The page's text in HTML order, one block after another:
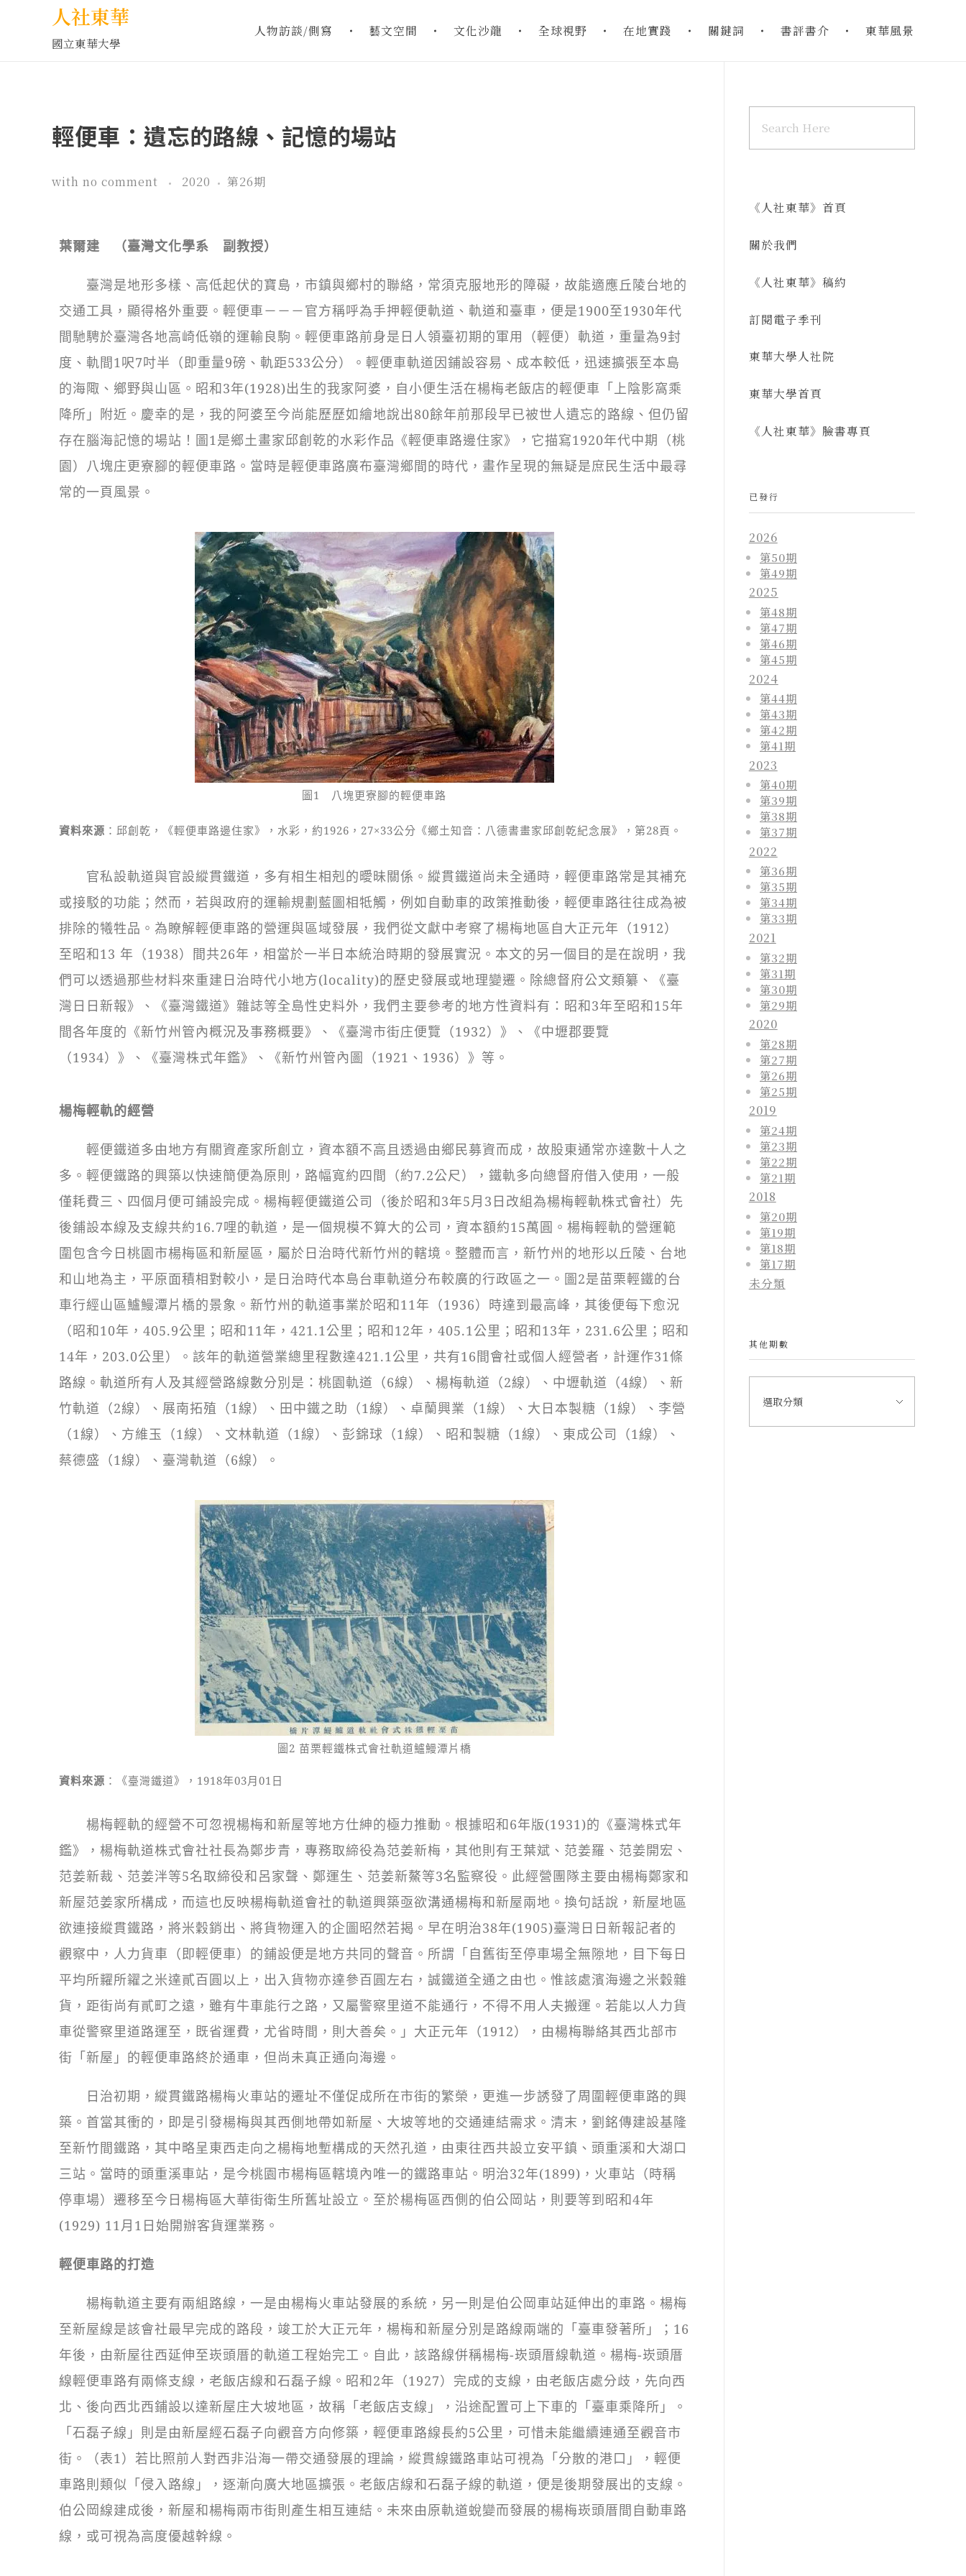
人社東華
國立東華大學
人物訪談/側寫 藝文空間 文化沙龍 全球視野 在地實踐 關鍵詞 書評書介 東華風景
輕便車：遺忘的路線、記憶的場站
with no comment 2020 第26期
葉爾建 （臺灣文化學系 副教授）
臺灣是地形多樣、高低起伏的寶島，市鎮與鄉村的聯絡，常須克服地形的障礙，故能適應丘陵台地的
交通工具，顯得格外重要。輕便車－－－官方稱呼為手押輕便軌道、軌道和臺車，便是1900至1930年代
間馳騁於臺灣各地高崎低嶺的運輸良駒。輕便車路前身是日人領臺初期的軍用（輕便）軌道，重量為9封
度、軌間1呎7吋半（即重量9磅、軌距533公分）。輕便車軌道因鋪設容易、成本較低，迅速擴張至本島
的海陬、鄉野與山區。昭和3年(1928)出生的我家阿婆，自小便生活在楊梅老飯店的輕便車「上陰影窩乘
降所」附近。慶幸的是，我的阿婆至今尚能歷歷如繪地說出80餘年前那段早已被世人遺忘的路線、但仍留
存在腦海記憶的場站！圖1是鄉土畫家邱創乾的水彩作品《輕便車路邊住家》，它描寫1920年代中期（桃
園）八塊庄更寮腳的輕便車路。當時是輕便車路廣布臺灣鄉間的時代，畫作呈現的無疑是庶民生活中最尋
常的一頁風景。
圖1 八塊更寮腳的輕便車路
資料來源 ：邱創乾，《輕便車路邊住家》，水彩，約1926，27×33公分 《鄉土知音：八德書畫家邱創乾紀念展》，第28頁。
官私設軌道與官設縱貫鐵道，多有相生相剋的曖昧關係。縱貫鐵道尚未全通時，輕便車路常是其補充
或接駁的功能；然而，若與政府的運輸規劃藍圖相牴觸，例如自動車的政策推動後，輕便車路往往成為被
排除的犧牲品。為瞭解輕便車路的營運與區域發展，我們從文獻中考察了楊梅地區自大正元年（1912）
至昭和13 年（1938）間共26年，相當於一半日本統治時期的發展實況。本文的另一個目的是在說明，我
們可以透過那些材料來重建日治時代小地方(locality)的歷史發展或地理變遷。除總督府公文類纂、《臺
灣日日新報》、《臺灣鐵道》雜誌等全島性史料外，我們主要參考的地方性資料有：昭和3年至昭和15年
間各年度的《新竹州管內概況及事務概要》、《臺灣市街庄便覽（1932）》、《中壢郡要覽
（1934）》、《臺灣株式年鑑》、《新竹州管內圖（1921、1936）》等。
楊梅輕軌的經營
輕便鐵道多由地方有關資產家所創立，資本額不高且透過由鄉民募資而成，故股東通常亦達數十人之
多。輕便鐵路的興築以快速簡便為原則，路幅寬約四間（約7.2公尺），鐵軌多向總督府借入使用，一般
僅耗費三、四個月便可鋪設完成。楊梅輕便鐵道公司（後於昭和3年5月3日改組為楊梅輕軌株式會社）先
後鋪設本線及支線共約16.7哩的軌道，是一個規模不算大的公司，資本額約15萬圓。楊梅輕軌的營運範
圍包含今日桃園市楊梅區和新屋區，屬於日治時代新竹州的轄境。整體而言，新竹州的地形以丘陵、台地
和山地為主，平原面積相對較小，是日治時代本島台車軌道分布較廣的行政區之一。圖2是苗栗輕鐵的台
車行經山區鱸鰻潭片橋的景象。新竹州的軌道事業於昭和11年（1936）時達到最高峰，其後便每下愈況
（昭和10年，405.9公里；昭和11年，421.1公里；昭和12年，405.1公里；昭和13年，231.6公里；昭和
14年，203.0公里）。該年的軌道營業總里程數達421.1公里，共有16間會社或個人經營者，計運作31條
路線。軌道所有人及其經營路線數分別是：桃園軌道（6線）、楊梅軌道（2線）、中壢軌道（4線）、新
竹軌道（2線）、展南拓殖（1線）、田中鐵之助（1線）、卓蘭興業（1線）、大日本製糖（1線）、李營
（1線）、方維玉（1線）、文林軌道（1線）、彭錦球（1線）、昭和製糖（1線）、東成公司（1線）、
蔡德盛（1線）、臺灣軌道（6線）。
圖2 苗栗輕鐵株式會社軌道鱸鰻潭片橋
資料來源 ：《臺灣鐵道》，1918年03月01日
楊梅輕軌的經營不可忽視楊梅和新屋等地方仕紳的極力推動。根據昭和6年版(1931)的《臺灣株式年
鑑》，楊梅軌道株式會社社長為鄭步青，專務取締役為范姜新梅，其他則有王葉斌、范姜羅、范姜開宏、
范姜新裁、范姜泮等5名取締役和呂家聲、鄭運生、范姜新鰲等3名監察役。此經營團隊主要由楊梅鄭家和
新屋范姜家所構成，而這也反映楊梅軌道會社的軌道興築亟欲溝通楊梅和新屋兩地。換句話說，新屋地區
欲連接縱貫鐵路，將米穀銷出、將貨物運入的企圖昭然若揭。早在明治38年(1905)臺灣日日新報記者的
觀察中，人力貨車（即輕便車）的鋪設便是地方共同的聲音。所謂「自舊街至停車場全無隙地，目下每日
平均所糶所糴之米達貳百圓以上，出入貨物亦達參百圓左右，誠鐵道全通之由也。惟該處濱海邊之米穀雜
貨，距街尚有貳町之遠，雖有牛車能行之路，又屬警察里道不能通行，不得不用人夫搬運。若能以人力貨
車從警察里道路運至，既省運費，尤省時間，則大善矣。」大正元年（1912），由楊梅聯絡其西北部市
街「新屋」的輕便車路終於通車，但尚未真正通向海邊。
日治初期，縱貫鐵路楊梅火車站的遷址不僅促成所在市街的繁榮，更進一步誘發了周圍輕便車路的興
築。首當其衝的，即是引發楊梅與其西側地帶如新屋、大坡等地的交通連結需求。清末，劉銘傳建設基隆
至新竹間鐵路，其中略呈東西走向之楊梅地塹構成的天然孔道，由東往西共設立安平鎮、頭重溪和大湖口
三站。當時的頭重溪車站，是今桃園市楊梅區轄境內唯一的鐵路車站。明治32年(1899)，火車站（時稱
停車場）遷移至今日楊梅區大華街衛生所舊址設立。至於楊梅區西側的伯公岡站，則要等到昭和4年
(1929) 11月1日始開辦客貨運業務。
輕便車路的打造
楊梅軌道主要有兩組路線，一是由楊梅火車站發展的系統，另一則是伯公岡車站延伸出的車路。楊梅
至新屋線是該會社最早完成的路段，竣工於大正元年，楊梅和新屋分別是路線兩端的「臺車發著所」；16
年後，由新屋往西延伸至崁頭厝的軌道工程始完工。自此，該路線併稱楊梅-崁頭厝線軌道。楊梅-崁頭厝
線輕便車路有兩條支線，老飯店線和石磊子線。昭和2年（1927）完成的支線，由老飯店處分歧，先向西
北、後向西北西鋪設以達新屋庄大坡地區，故稱「老飯店支線」，沿途配置可上下車的「臺車乘降所」。
「石磊子線」則是由新屋經石磊子向觀音方向修築，輕便車路線長約5公里，可惜未能繼續連通至觀音市
街。（表1）若比照前人對西非沿海一帶交通發展的理論，縱貫線鐵路車站可視為「分散的港口」，輕便
車路則類似「侵入路線」，逐漸向廣大地區擴張。老飯店線和石磊子線的軌道，便是後期發展出的支線。
伯公岡線建成後，新屋和楊梅兩市街則產生相互連結。未來由原軌道蛻變而發展的楊梅崁頭厝間自動車路
線，或可視為高度優越幹線。
《人社東華》首頁
關於我們
《人社東華》稿約
訂閱電子季刊
東華大學人社院
東華大學首頁
《人社東華》臉書專頁
已發行
2026
第50期
第49期
2025
第48期
第47期
第46期
第45期
2024
第44期
第43期
第42期
第41期
2023
第40期
第39期
第38期
第37期
2022
第36期
第35期
第34期
第33期
2021
第32期
第31期
第30期
第29期
2020
第28期
第27期
第26期
第25期
2019
第24期
第23期
第22期
第21期
2018
第20期
第19期
第18期
第17期
未分類
其他期數